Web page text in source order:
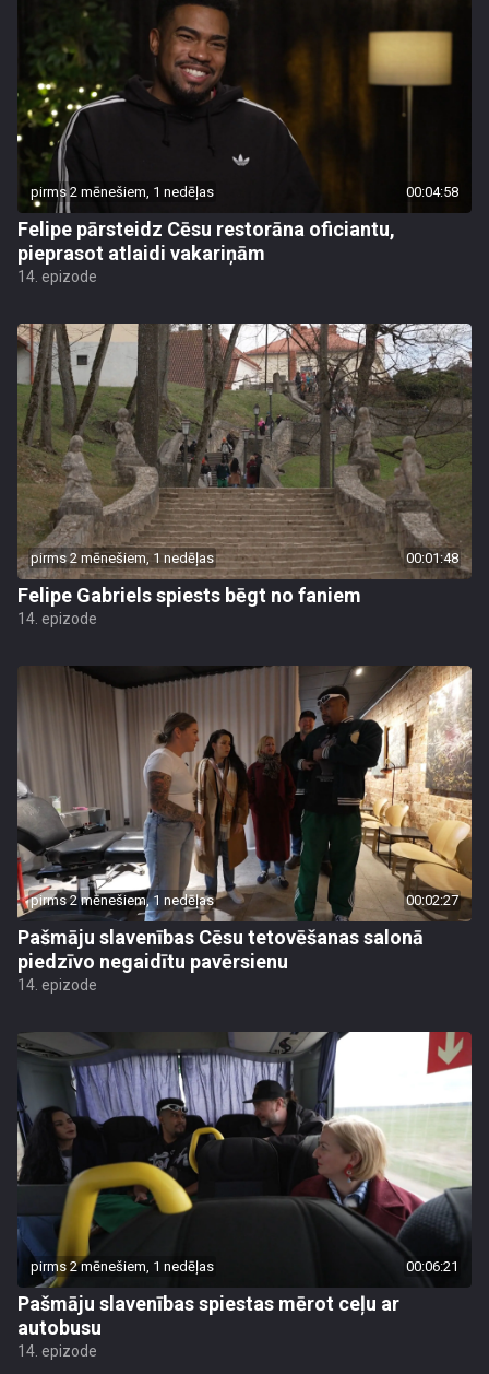
pirms 2 mēnešiem, 1 nedēļas 00:04:58
Felipe pārsteidz Cēsu restorāna oficiantu,
pieprasot atlaidi vakariņām
14. epizode
pirms 2 mēnešiem, 1 nedēļas 00:01:48
Felipe Gabriels spiests bēgt no faniem
14. epizode
pirms 2 mēnešiem, 1 nedēļas 00:02:27
Pašmāju slavenības Cēsu tetovēšanas salonā
piedzīvo negaidītu pavērsienu
14. epizode
pirms 2 mēnešiem, 1 nedēļas 00:06:21
Pašmāju slavenības spiestas mērot ceļu ar
autobusu
14. epizode